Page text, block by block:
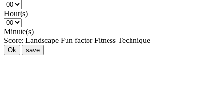
Hour(s)
Minute(s)
Score: Landscape Fun factor Fitness Technique
Ok save